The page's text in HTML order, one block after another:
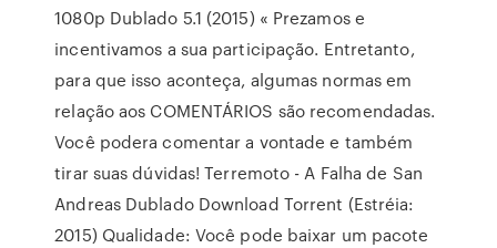
1080p Dublado 5.1 (2015) « Prezamos e
incentivamos a sua participação. Entretanto,
para que isso aconteça, algumas normas em
relação aos COMENTÁRIOS são recomendadas.
Você podera comentar a vontade e também
tirar suas dúvidas! Terremoto - A Falha de San
Andreas Dublado Download Torrent (Estréia:
2015) Qualidade: Você pode baixar um pacote